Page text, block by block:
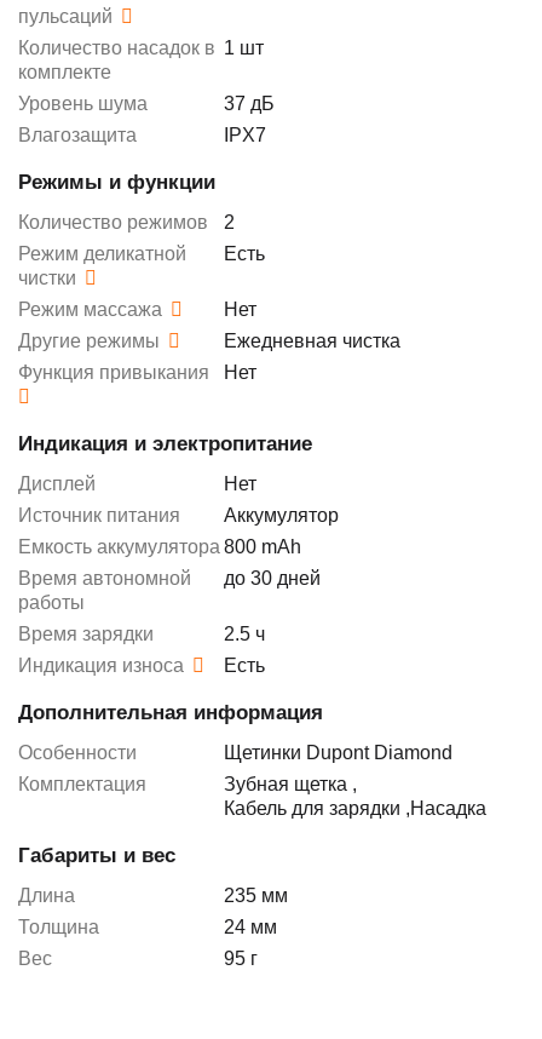
пульсаций
Количество насадок в
комплекте
1 шт
Уровень шума
37 дБ
Влагозащита
IPX7
Режимы и функции
Количество режимов
2
Режим деликатной
чистки
Есть
Режим массажа
Нет
Другие режимы
Ежедневная чистка
Функция привыкания
Нет
Индикация и электропитание
Дисплей
Нет
Источник питания
Аккумулятор
Емкость аккумулятора 800 mAh
Время автономной
работы
до 30 дней
Время зарядки
2.5 ч
Индикация износа
Есть
Дополнительная информация
Особенности
Щетинки Dupont Diamond
Комплектация
Зубная щетка ,
Кабель для зарядки ,Насадка
Габариты и вес
Длина
235 мм
Толщина
24 мм
Вес
95 г